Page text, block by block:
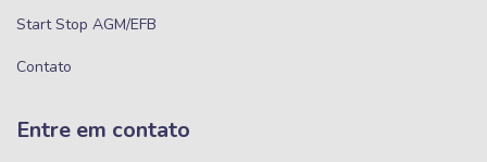
Start Stop AGM/EFB
Contato
Entre em contato